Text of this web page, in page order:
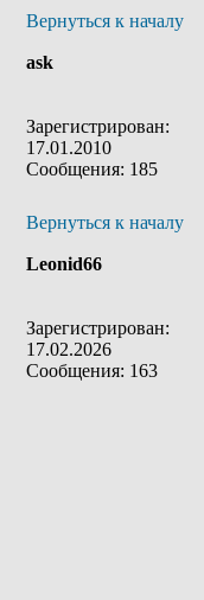
Вернуться к началу
ask
Зарегистрирован:
17.01.2010
Сообщения: 185
Вернуться к началу
Leonid66
Зарегистрирован:
17.02.2026
Сообщения: 163